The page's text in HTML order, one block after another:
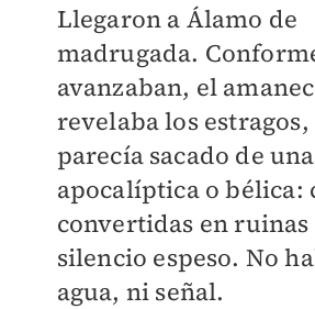
Llegaron a Álamo de
madrugada.
avanzaban, el
revelaba los
parecía sacado de
apocalíptica o bélica:
convertidas en
silencio espeso. No
agua, ni señal.